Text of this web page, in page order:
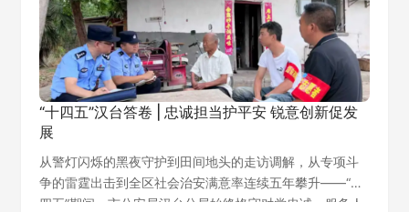
“十四五”汉台答卷 | 忠诚担当护平安 锐意创新促发
展
从警灯闪烁的黑夜守护到田间地头的走访调解，从专项斗
争的雷霆出击到全区社会治安满意率连续五年攀升——“十
四五”期间，市公安局汉台分局始终恪守对党忠诚、服务人